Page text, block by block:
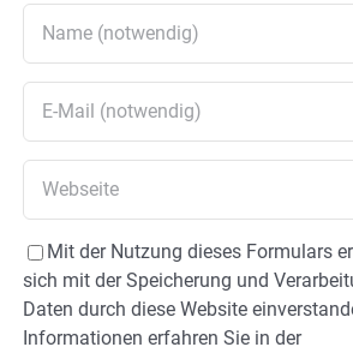
Mit der Nutzung dieses Formulars
sich mit der Speicherung und
Daten durch diese Website
Informationen erfahren Sie in der